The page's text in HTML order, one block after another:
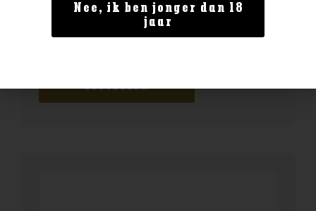
Geen categorie
The Singleton12 0.7 40%
BESTELLEN
Nee, ik ben jonger dan 18
jaar